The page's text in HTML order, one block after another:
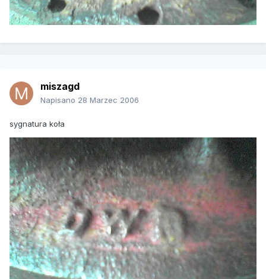
miszagd
Napisano 28 Marzec 2006
sygnatura koła